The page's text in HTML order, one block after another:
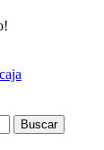
Buscar